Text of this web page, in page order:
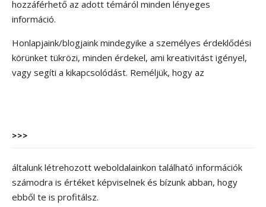
hozzáférhető az adott témáról minden lényeges
információ.
Honlapjaink/blogjaink mindegyike a személyes érdeklődési
körünket tükrözi, minden érdekel, ami kreativitást igényel,
vagy segíti a kikapcsolódást. Reméljük, hogy az
>>>
általunk létrehozott weboldalainkon található információk
számodra is értéket képviselnek és bízunk abban, hogy
ebből te is profitálsz.